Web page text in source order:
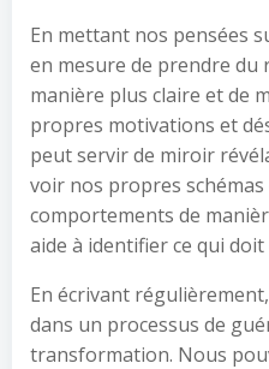
En mettant nos pensées
en mesure de prendre du
manière plus claire et de
propres motivations et
peut servir de miroir
voir nos propres schémas
comportements de
aide à identifier ce qui
En écrivant
dans un processus de
transformation. Nous